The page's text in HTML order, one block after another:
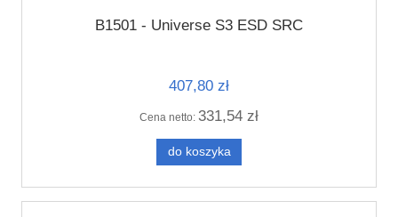
B1501 - Universe S3 ESD SRC
407,80 zł
Cena netto: 331,54 zł
do koszyka